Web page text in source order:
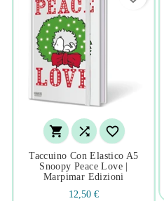
  
Taccuino Con Elastico A5
Snoopy Peace Love |
Marpimar Edizioni
12,50 €